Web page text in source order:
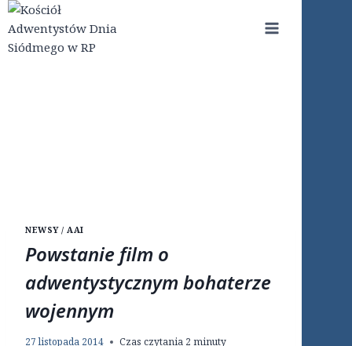
Przejdź
do
treści
NEWSY / AAI
Powstanie film o
adwentystycznym bohaterze
wojennym
27 listopada 2014 Czas czytania 2 minuty